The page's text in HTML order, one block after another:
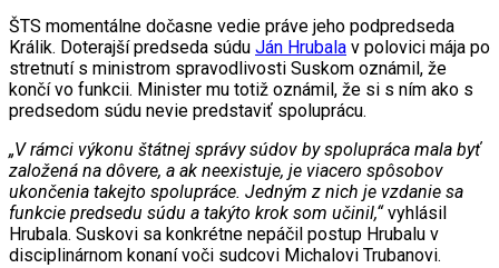
ŠTS momentálne dočasne vedie práve jeho podpredseda
Králik. Doterajší predseda súdu Ján Hrubala v polovici mája po
stretnutí s ministrom spravodlivosti Suskom oznámil, že
končí vo funkcii. Minister mu totiž oznámil, že si s ním ako s
predsedom súdu nevie predstaviť spoluprácu.
„V rámci výkonu štátnej správy súdov by spolupráca mala byť
založená na dôvere, a ak neexistuje, je viacero spôsobov
ukončenia takejto spolupráce. Jedným z nich je vzdanie sa
funkcie predsedu súdu a takýto krok som učinil,“ vyhlásil
Hrubala. Suskovi sa konkrétne nepáčil postup Hrubalu v
disciplinárnom konaní voči sudcovi Michalovi Trubanovi.